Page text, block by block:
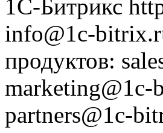
1С-Битрикс
info@1c-
продуктов:
marketing@1c-
partners@1c-